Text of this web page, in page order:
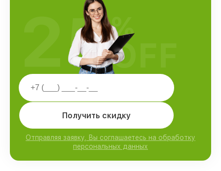
Получить скидку
Отправляя заявку, Вы соглашаетесь на обработку
персональных данных
25%
OFF